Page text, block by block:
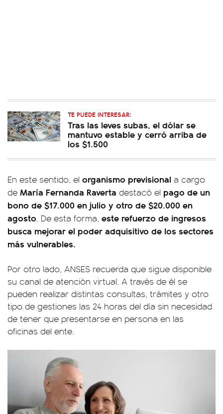
TE PUEDE INTERESAR:
Tras las leves subas, el dólar se
mantuvo estable y cerró arriba de
los $1.500
En este sentido, el organismo previsional a cargo
de María Fernanda Raverta destacó el pago de un
bono de $17.000 en julio y otro de $20.000 en
agosto. De esta forma, este refuerzo de ingresos
busca mejorar el poder adquisitivo de los sectores
más vulnerables.
Por otro lado, ANSES recuerda que sigue disponible
su canal de atención virtual. A través de él se
pueden realizar distintas consultas, trámites y otro
tipo de gestiones las 24 horas del día sin necesidad
de tener que presentarse en persona en las
oficinas del ente.